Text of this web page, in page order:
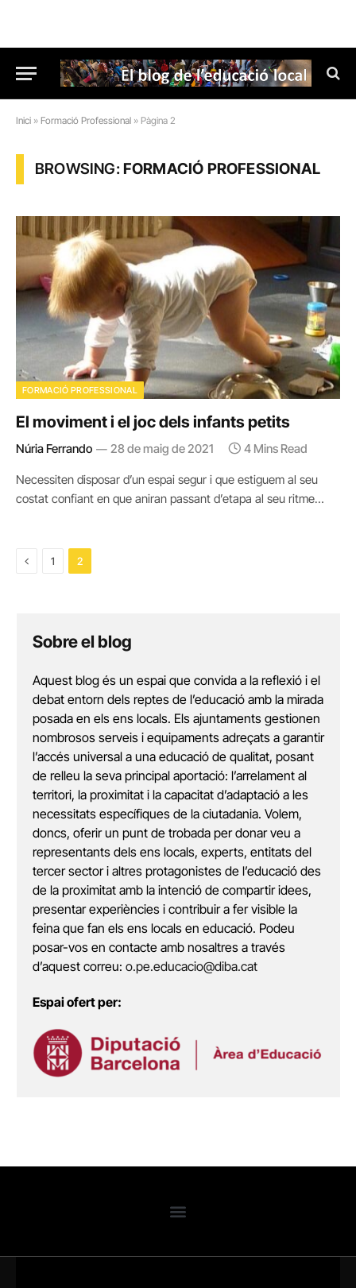
Inici » Formació Professional » Pàgina 2
BROWSING:FORMACIÓ PROFESSIONAL
FORMACIÓ PROFESSIONAL
El moviment i el joc dels infants petits
Núria Ferrando 28 de maig de 2021 4 Mins Read
Necessiten disposar d’un espai segur i que estiguem al seu
costat confiant en que aniran passant d’etapa al seu ritme…
Previous
1 2
Sobre el blog
Aquest blog és un espai que convida a la reflexió i el
debat entorn dels reptes de l’educació amb la mirada
posada en els ens locals. Els ajuntaments gestionen
nombrosos serveis i equipaments adreçats a garantir
l’accés universal a una educació de qualitat, posant
de relleu la seva principal aportació: l’arrelament al
territori, la proximitat i la capacitat d’adaptació a les
necessitats específiques de la ciutadania. Volem,
doncs, oferir un punt de trobada per donar veu a
representants dels ens locals, experts, entitats del
tercer sector i altres protagonistes de l’educació des
de la proximitat amb la intenció de compartir idees,
presentar experiències i contribuir a fer visible la
feina que fan els ens locals en educació. Podeu
posar-vos en contacte amb nosaltres a través
d’aquest correu: o.pe.educacio@diba.cat
Espai ofert per: